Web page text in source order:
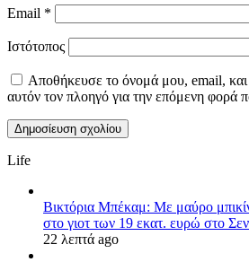
Email *
Ιστότοπος
Αποθήκευσε το όνομά μου, email, και
αυτόν τον πλοηγό για την επόμενη φορά
Life
Βικτόρια Μπέκαμ: Με μαύρο
στο γιοτ των 19 εκατ. ευρώ στο
22 λεπτά ago